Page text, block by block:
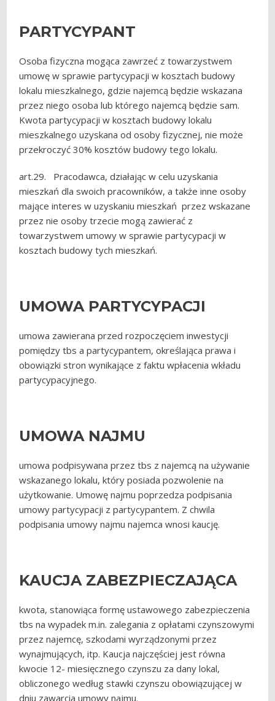
PARTYCYPANT
Osoba fizyczna mogąca zawrzeć z towarzystwem
umowę w sprawie partycypacji w kosztach budowy
lokalu mieszkalnego, gdzie najemcą będzie wskazana
przez niego osoba lub którego najemcą będzie sam.
Kwota partycypacji w kosztach budowy lokalu
mieszkalnego uzyskana od osoby fizycznej, nie może
przekroczyć 30% kosztów budowy tego lokalu.
art.29. Pracodawca, działając w celu uzyskania
mieszkań dla swoich pracowników, a także inne osoby
mające interes w uzyskaniu mieszkań przez wskazane
przez nie osoby trzecie mogą zawierać z
towarzystwem umowy w sprawie partycypacji w
kosztach budowy tych mieszkań.
UMOWA PARTYCYPACJI
umowa zawierana przed rozpoczęciem inwestycji
pomiędzy tbs a partycypantem, określająca prawa i
obowiązki stron wynikające z faktu wpłacenia wkładu
partycypacyjnego.
UMOWA NAJMU
umowa podpisywana przez tbs z najemcą na używanie
wskazanego lokalu, który posiada pozwolenie na
użytkowanie. Umowę najmu poprzedza podpisania
umowy partycypacji z partycypantem. Z chwila
podpisania umowy najmu najemca wnosi kaucję.
KAUCJA ZABEZPIECZAJĄCA
kwota, stanowiąca formę ustawowego zabezpieczenia
tbs na wypadek m.in. zalegania z opłatami czynszowymi
przez najemcę, szkodami wyrządzonymi przez
wynajmujących, itp. Kaucja najczęściej jest równa
kwocie 12- miesięcznego czynszu za dany lokal,
obliczonego według stawki czynszu obowiązującej w
dniu zawarcia umowy najmu.